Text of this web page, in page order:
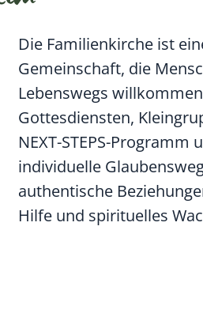
Die Familienkirche ist
Gemeinschaft, die
Lebenswegs
Gottesdiensten,
NEXT-STEPS-Programm
individuelle
authentische
Hilfe und spirituelles